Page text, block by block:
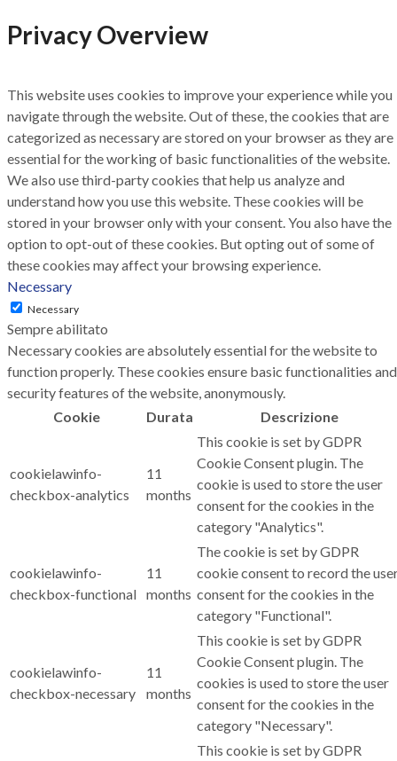
Privacy Overview
This website uses cookies to improve your experience while you
navigate through the website. Out of these, the cookies that are
categorized as necessary are stored on your browser as they are
essential for the working of basic functionalities of the website.
We also use third-party cookies that help us analyze and
understand how you use this website. These cookies will be
stored in your browser only with your consent. You also have the
option to opt-out of these cookies. But opting out of some of
these cookies may affect your browsing experience.
Necessary
Necessary
Sempre abilitato
Necessary cookies are absolutely essential for the website to
function properly. These cookies ensure basic functionalities and
security features of the website, anonymously.
Cookie
Durata Descrizione
cookielawinfo-
checkbox-analytics
11
months
This cookie is set by GDPR
Cookie Consent plugin. The
cookie is used to store the user
consent for the cookies in the
category "Analytics".
cookielawinfo-
checkbox-functional
11
months
The cookie is set by GDPR
cookie consent to record the
consent for the cookies in the
category "Functional".
cookielawinfo-
checkbox-necessary
11
months
This cookie is set by GDPR
Cookie Consent plugin. The
cookies is used to store the user
consent for the cookies in the
category "Necessary".
This cookie is set by GDPR